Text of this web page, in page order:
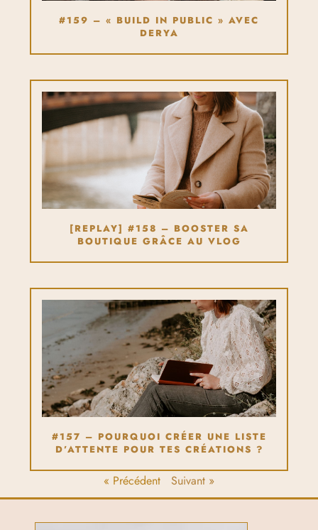
#159 – « BUILD IN PUBLIC » AVEC
DERYA
[REPLAY] #158 – BOOSTER SA
BOUTIQUE GRÂCE AU VLOG
#157 – POURQUOI CRÉER UNE LISTE
D’ATTENTE POUR TES CRÉATIONS ?
« Précédent Suivant »